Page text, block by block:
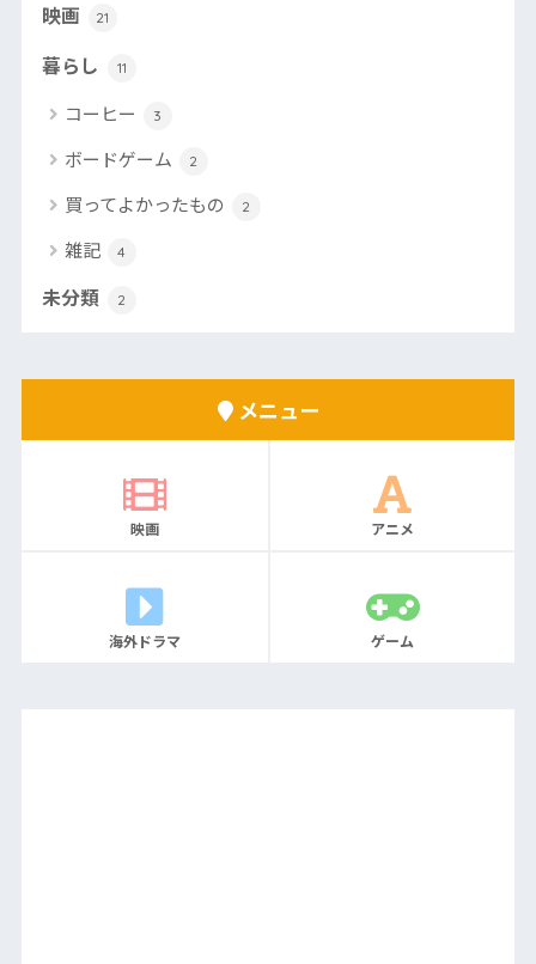
映画 21
暮らし 11
コーヒー 3
ボードゲーム 2
買ってよかったもの 2
雑記 4
未分類 2
メニュー
映画 アニメ
海外ドラマ ゲーム